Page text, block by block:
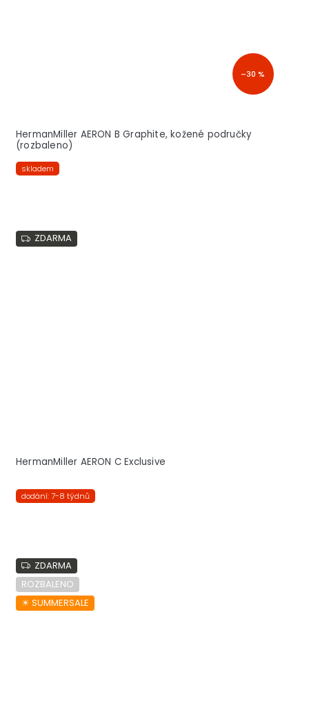
–30 %
HermanMiller AERON B Graphite, kožené područky
(rozbaleno)
skladem
ZDARMA
HermanMiller AERON C Exclusive
dodání: 7-8 týdnů
ZDARMA
ROZBALENO
☀︎ SUMMERSALE